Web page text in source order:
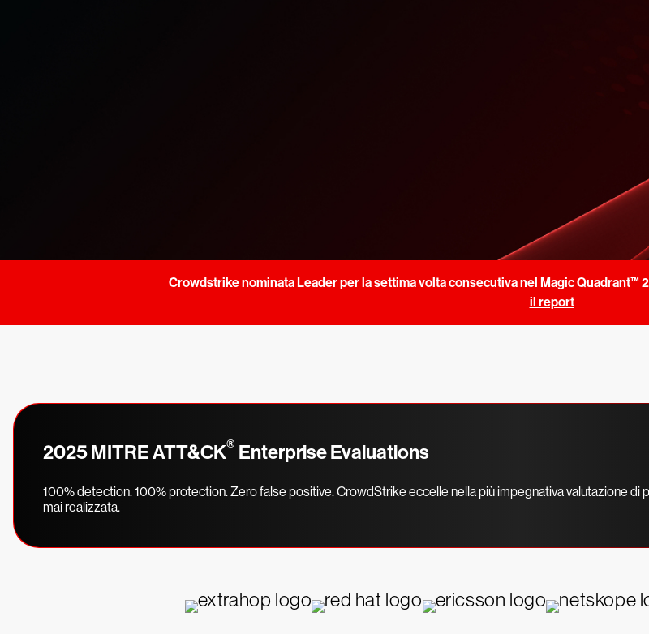
Crowdstrike nominata Leader per la settima volta consecutiva nel Magic Quadrant™
il report
2025 MITRE ATT&CK® Enterprise Evaluations
100% detection. 100% protection. Zero false positive. CrowdStrike eccelle nella più impegnativa valutazione di
mai realizzata.